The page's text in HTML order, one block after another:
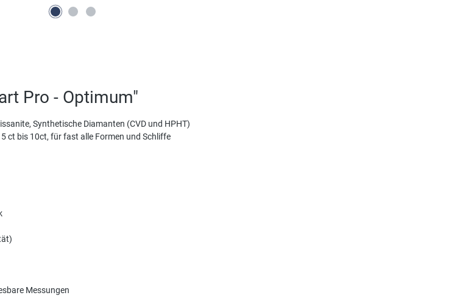
Pro - Optimum"
Synthetische Diamanten (CVD und HPHT)
ct bis 10ct, für fast alle Formen und Schliffe
Messungen